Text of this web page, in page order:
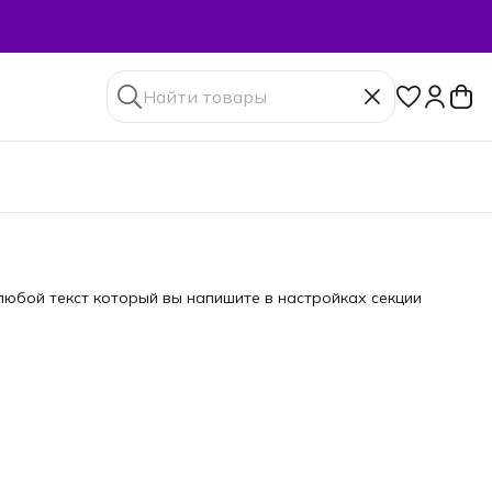
текст который вы напишите в настройках секции